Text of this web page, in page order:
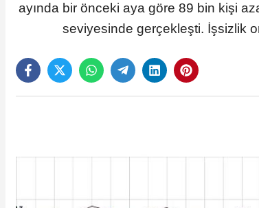
ayında bir önceki aya göre 89 bin kişi
seviyesinde gerçekleşti. İşsizlik